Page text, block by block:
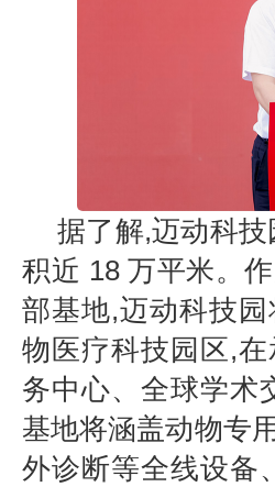
据了解,迈动科
积近 18 万平米。
部基地,迈动科技
物医疗科技园区,
务中心、全球学术
基地将涵盖动物专
外诊断等全线设备